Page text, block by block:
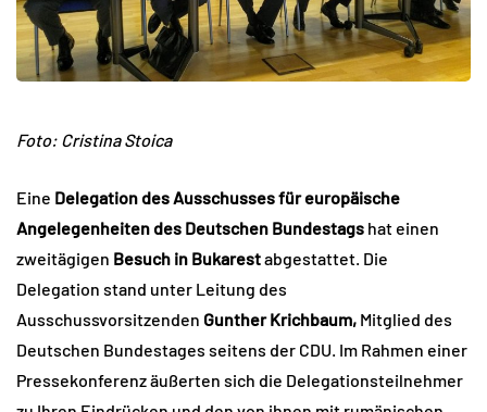
Foto: Cristina Stoica
Eine Delegation des Ausschusses für europäische
Angelegenheiten des Deutschen Bundestags hat einen
zweitägigen Besuch in Bukarestabgestattet. Die
Delegation stand unter Leitung des
Ausschussvorsitzenden Gunther Krichbaum, Mitglied des
Deutschen Bundestages seitens der CDU. Im Rahmen einer
Pressekonferenz äußerten sich die Delegationsteilnehmer